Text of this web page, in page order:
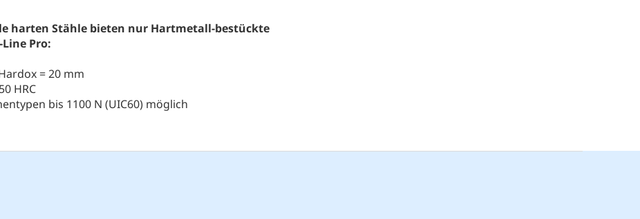
harten Stähle bieten nur Hartmetall-bestückte
Pro:
= 20 mm
HRC
bis 1100 N (UIC60) möglich